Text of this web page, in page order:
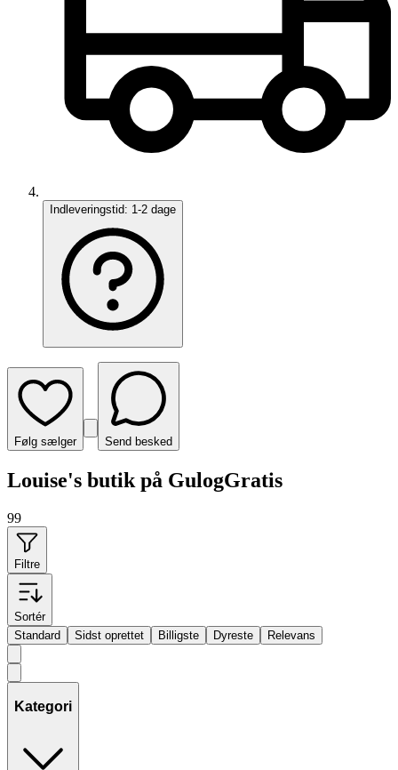
Indleveringstid: 1-2 dage
Følg sælger Send besked
Louise's butik på GulogGratis
99
Filtre
Sortér
Standard
Sidst oprettet Billigste Dyreste Relevans
Kategori